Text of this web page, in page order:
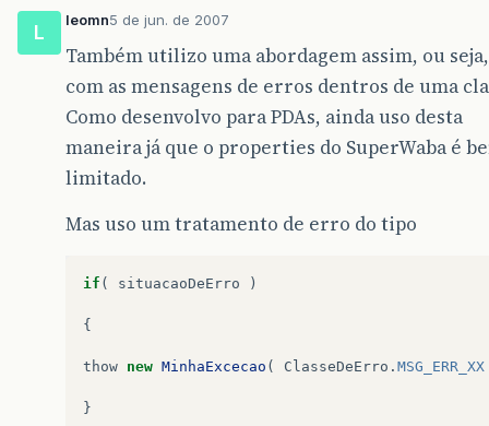
L
leomn5 de jun. de 2007
Também utilizo uma abordagem assim, ou seja,
com as mensagens de erros dentros de uma
Como desenvolvo para PDAs, ainda uso desta
maneira já que o properties do SuperWaba é
limitado.
Mas uso um tratamento de erro do tipo
if ( situacaoDeErro )
{
thow new MinhaExcecao ( ClasseDeErro . MSG_ERR_XX
}